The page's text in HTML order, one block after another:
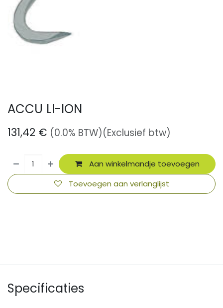
ACCU LI-ION
131,42 € (0.0% BTW)(Exclusief btw)
Aan winkelmandje toevoegen
Toevoegen aan verlanglijst
Specificaties